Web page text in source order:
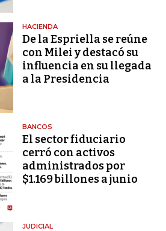
HACIENDA
De la Espriella se reúne
con Milei y destacó su
influencia en su llegada
a la Presidencia
BANCOS
El sector fiduciario
cerró con activos
administrados por
$1.169 billones a junio
JUDICIAL